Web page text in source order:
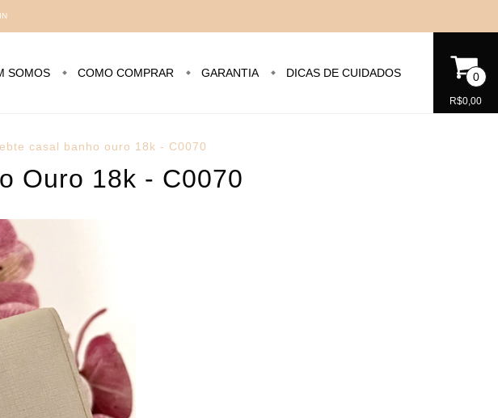
SOMOS COMO COMPRAR GARANTIA DICAS DE CUIDADOS 0
R$0,00
casal banho ouro 18k - C0070
Ouro 18k - C0070